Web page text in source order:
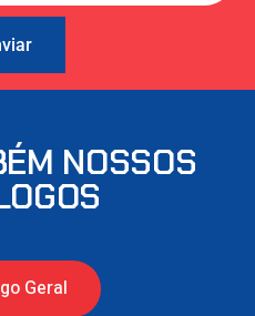
NOSSOS
Geral